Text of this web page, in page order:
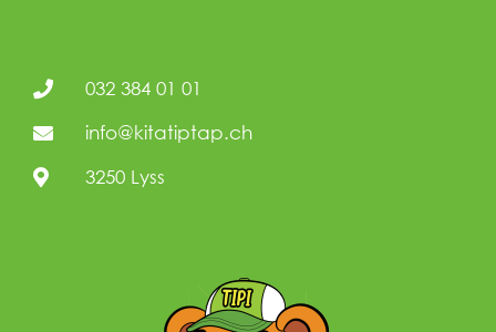
032 384 01 01
info@kitatiptap.ch
3250 Lyss